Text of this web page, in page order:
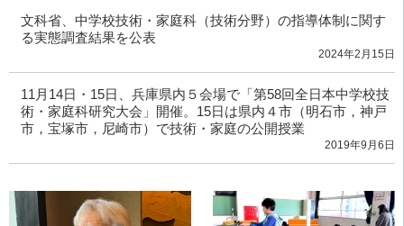
文科省、中学校技術・家庭科（技術分野）の指導体制に関す
る実態調査結果を公表
2024年2月15日
11月14日・15日、兵庫県内５会場で「第58回全日本中学校技
術・家庭科研究大会」開催。15日は県内４市（明石市，神戸
市，宝塚市，尼崎市）で技術・家庭の公開授業
2019年9月6日